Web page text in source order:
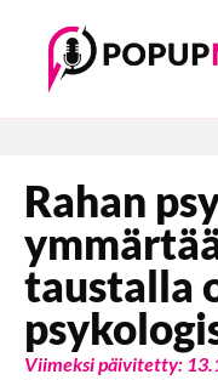
Rahan
taustalla
Viimeksi päivitetty: